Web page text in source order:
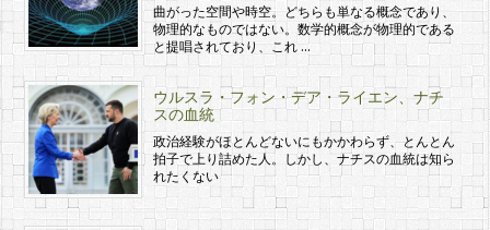
曲がった空間や時空。どちらも単なる概念であり、
物理的なものではない。数学的概念が物理的である
と提唱されており、これ …
ウルスラ・フォン・デア・ライエン、ナチ
スの血統
政治経験がほとんどないにもかかわらず、とんとん
拍子で上り詰めた人。しかし、ナチスの血統は知ら
れたくない